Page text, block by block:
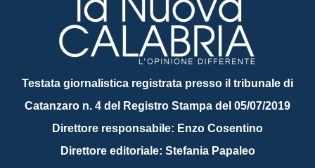
Testata giornalistica registrata presso il tribunale di
Catanzaro n. 4 del Registro Stampa del 05/07/2019
Direttore responsabile: Enzo Cosentino
Direttore editoriale: Stefania Papaleo